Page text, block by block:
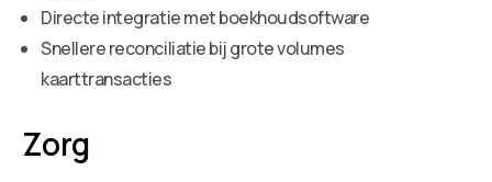
Directe integratie met boekhoudsoftware
Snellere reconciliatie bij grote volumes
kaarttransacties
Zorg